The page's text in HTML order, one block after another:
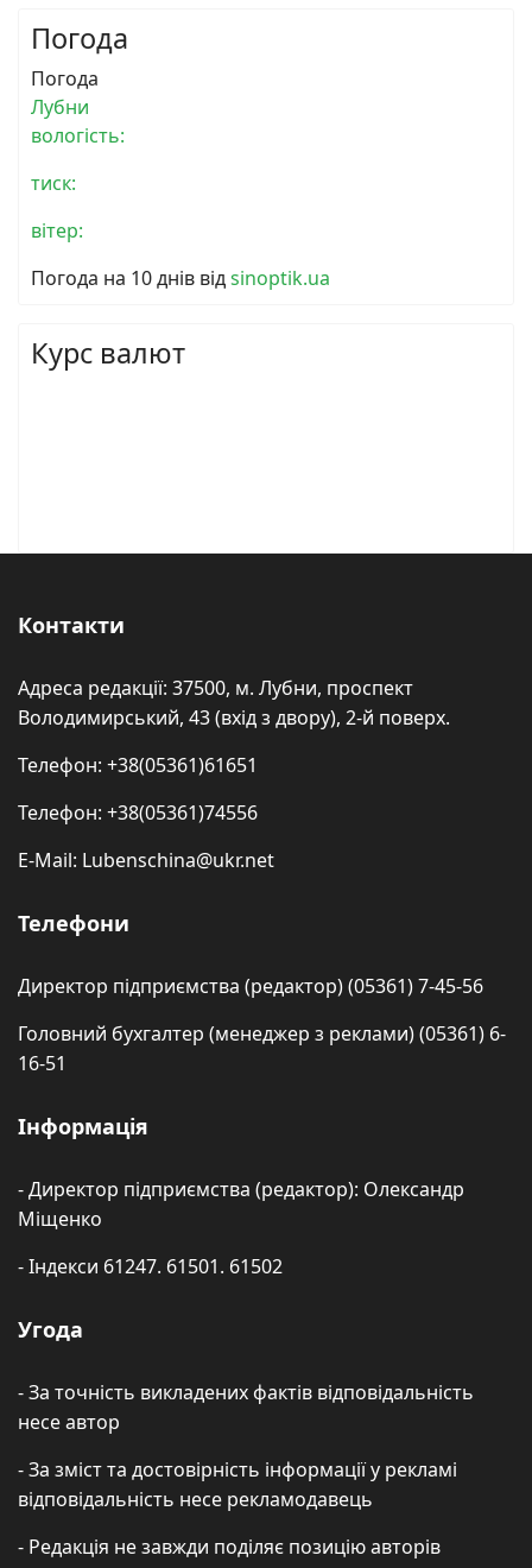
Погода
Погода
Лубни
вологість:
тиск:
вітер:
Погода на 10 днів відsinoptik.ua
Курс валют
Контакти
Адреса редакції: 37500, м. Лубни, проспект
Володимирський, 43 (вхід з двору), 2-й поверх.
Телефон: +38(05361)61651
Телефон: +38(05361)74556
E-Mail: Lubenschina@ukr.net
Телефони
Директор підприємства (редактор) (05361) 7-45-56
Головний бухгалтер (менеджер з реклами) (05361) 6-
16-51
Інформація
- Директор підприємства (редактор): Олександр
Міщенко
- Індекси 61247. 61501. 61502
Угода
- За точність викладених фактів відповідальність
несе автор
- За зміст та достовірність інформації у рекламі
відповідальність несе рекламодавець
- Редакція не завжди поділяє позицію авторів